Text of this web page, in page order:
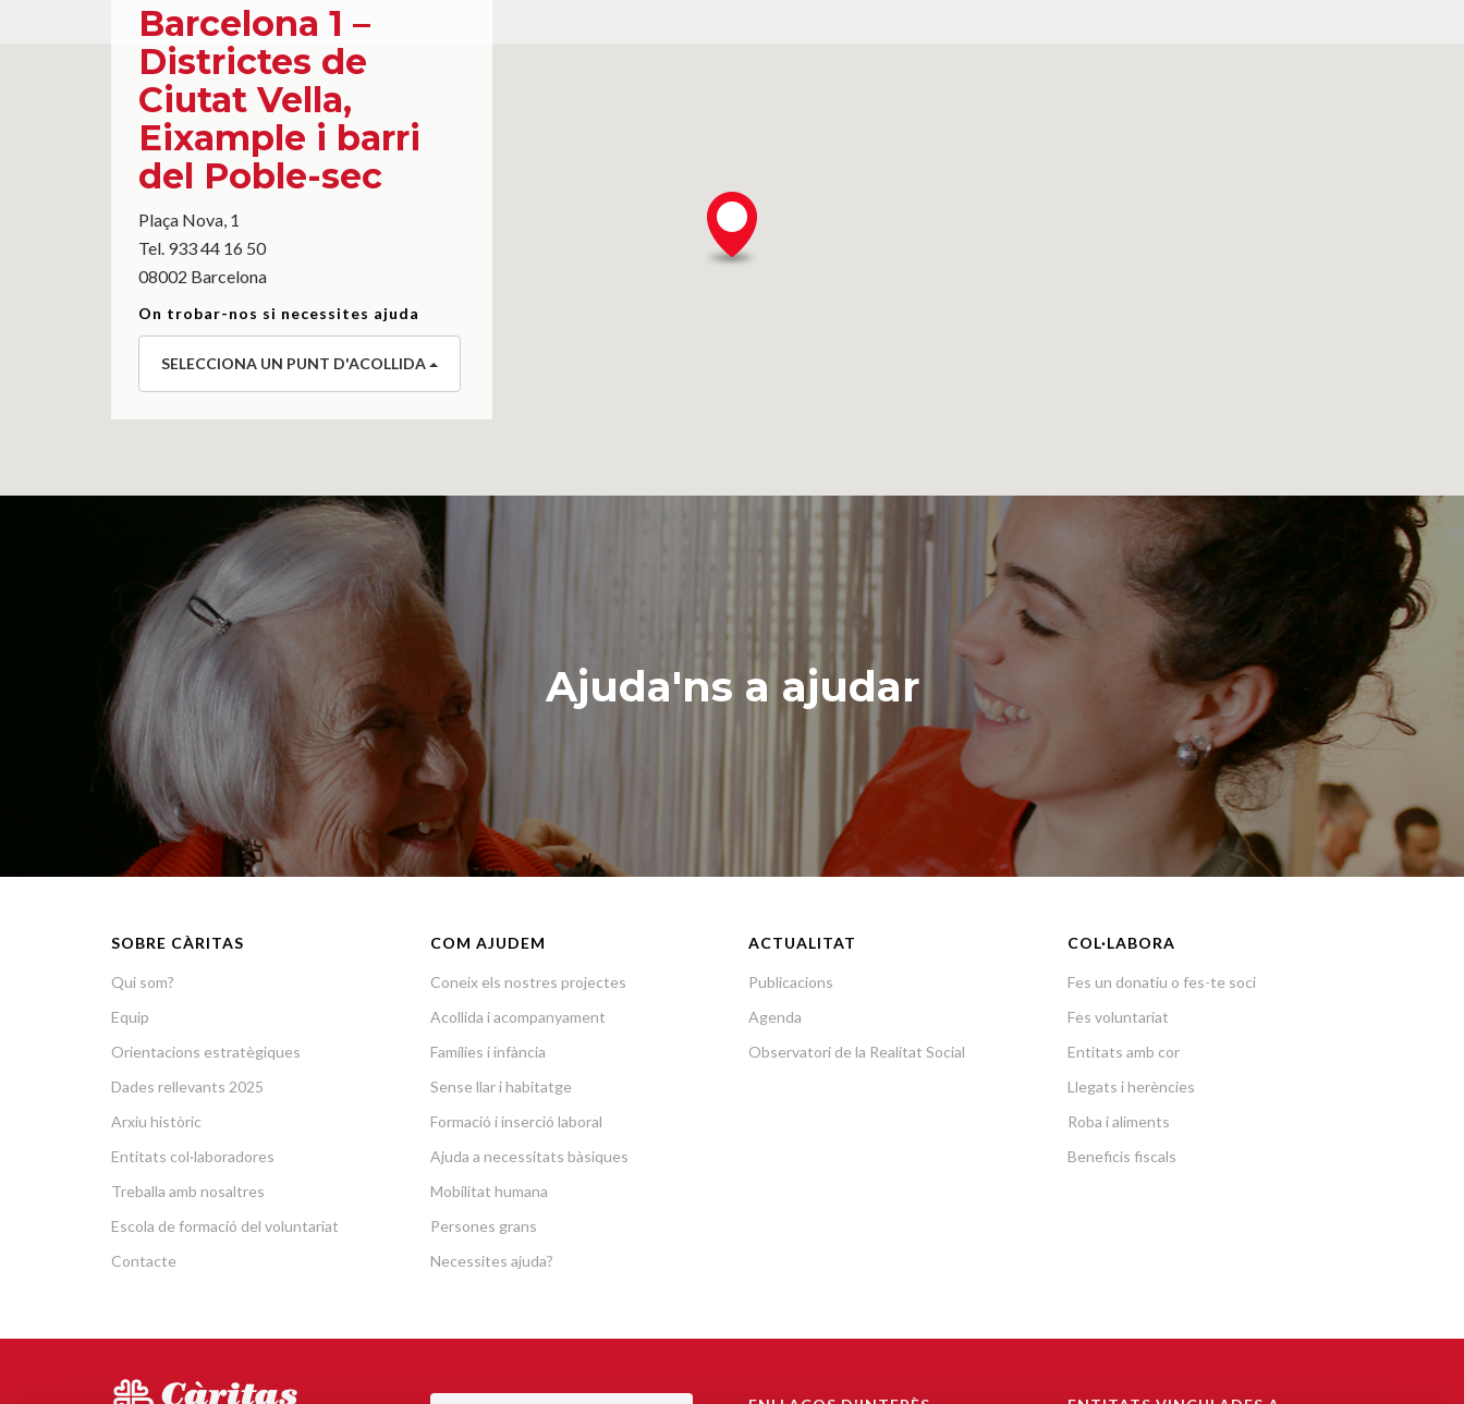
Barcelona 1 –
Districtes de
Ciutat Vella,
Eixample i barri
del Poble-sec
Plaça Nova, 1
Tel. 933 44 16 50
08002 Barcelona
On trobar-nos si necessites ajuda
SELECCIONA UN PUNT D'ACOLLIDA
Ajuda'ns a ajudar
SOBRE CÀRITAS
Qui som?
Equip
Orientacions estratègiques
Dades rellevants 2025
Arxiu històric
Entitats col·laboradores
Treballa amb nosaltres
Escola de formació del voluntariat
Contacte
COM AJUDEM
Coneix els nostres projectes
Acollida i acompanyament
Famílies i infància
Sense llar i habitatge
Formació i inserció laboral
Ajuda a necessitats bàsiques
Mobilitat humana
Persones grans
Necessites ajuda?
ACTUALITAT
Publicacions
Agenda
Observatori de la Realitat Social
COL·LABORA
Fes un donatiu o fes-te soci
Fes voluntariat
Entitats amb cor
Llegats i herències
Roba i aliments
Beneficis fiscals